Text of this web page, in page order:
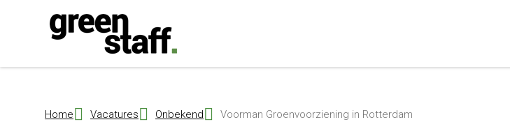
Home Vacatures Onbekend Voorman Groenvoorziening in Rotterdam